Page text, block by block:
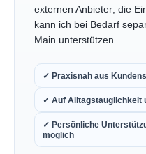
externen Anbieter; die
kann ich bei Bedarf
Main unterstützen.
✓ Praxisnah aus
✓ Auf Alltagstauglichkeit
✓ Persönliche
möglich